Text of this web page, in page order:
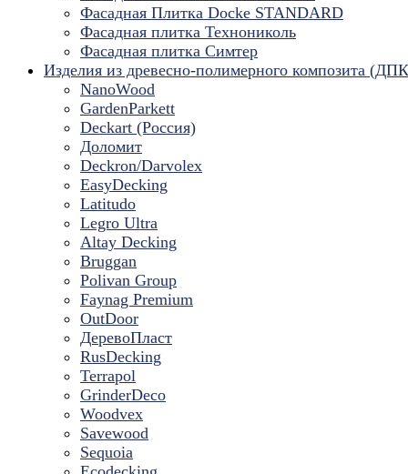
Фасадная Плитка Docke STANDARD
Фасадная плитка Технониколь
Фасадная плитка Симтер
Изделия из древесно-полимерного композита
NanoWood
GardenParkett
Deckart (Россия)
Доломит
Deckron/Darvolex
EasyDecking
Latitudo
Legro Ultra
Altay Decking
Bruggan
Polivan Group
Faynag Premium
OutDoor
ДеревоПласт
RusDecking
Terrapol
GrinderDeco
Woodvex
Savewood
Sequoia